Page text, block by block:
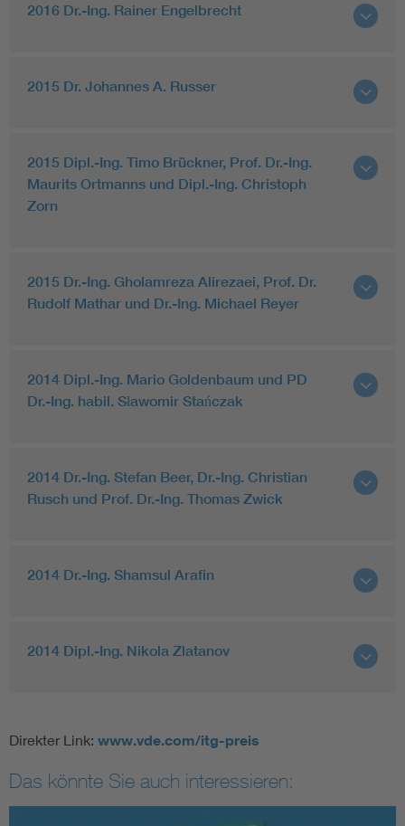
2016 Dr.-Ing. Rainer Engelbrecht
2015 Dr. Johannes A. Russer
2015 Dipl.-Ing. Timo Brückner, Prof. Dr.-Ing.
Maurits Ortmanns und Dipl.-Ing. Christoph
Zorn
2015 Dr.-Ing. Gholamreza Alirezaei, Prof. Dr.
Rudolf Mathar und Dr.-Ing. Michael Reyer
2014 Dipl.-Ing. Mario Goldenbaum und PD
Dr.-Ing. habil. Sławomir Stańczak
2014 Dr.-Ing. Stefan Beer, Dr.-Ing. Christian
Rusch und Prof. Dr.-Ing. Thomas Zwick
2014 Dr.-Ing. Shamsul Arafin
2014 Dipl.-Ing. Nikola Zlatanov
Direkter Link: www.vde.com/itg-preis
Das könnte Sie auch interessieren: